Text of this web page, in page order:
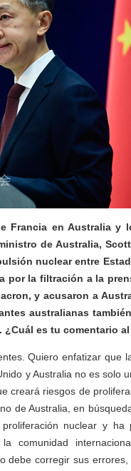
Francia en Australia y
de Australia,
nuclear entre
por la filtración a la
y acusaron a
australianas
es tu comentario
Quiero enfatizar que
y Australia no es solo
creará riesgos de
de Australia, en
nuclear y
comunidad
debe corregir sus